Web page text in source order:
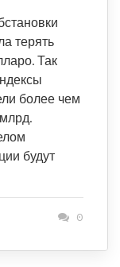
терять
Так
более чем
будут
0